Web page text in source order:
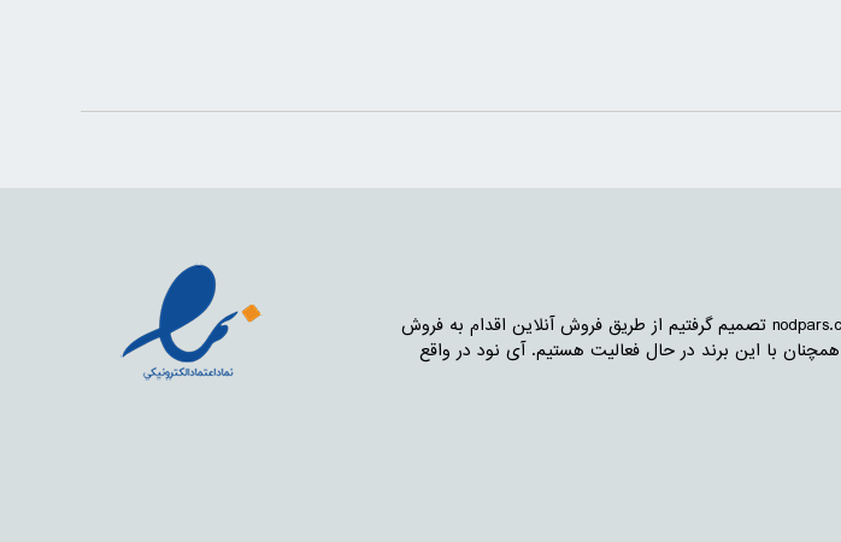
ما از سال ۸۷ با اجاره مغازه در رشت شروع به فعالیت کردیم . سپس در سال ۸۸ با خرید دامنه nodpars.com تصمیم گرفتیم از طریق فروش آنلاین اقدام به فروش
آی نود تغییر دادیم و همچنان با این برند در حال فعالیت هستیم. آی نود در واقع